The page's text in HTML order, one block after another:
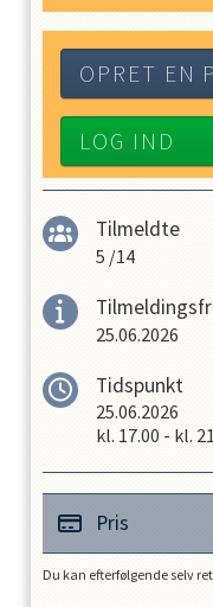
OPRET EN
LOG IND
Tilmeldte
5 /14
25.06.2026
Tidspunkt
25.06.2026
kl. 17.00 - kl.
Pris
Du kan efterfølgende selv